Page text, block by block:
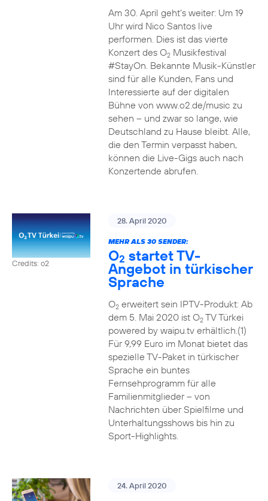
Am 30. April geht’s weiter: Um 19
Uhr wird Nico Santos live
performen. Dies ist das vierte
Konzert des O2Musikfestival
#StayOn. Bekannte Musik-Künstler
sind für alle Kunden, Fans und
Interessierte auf der digitalen
Bühne von www.o2.de/music zu
sehen – und zwar so lange, wie
Deutschland zu Hause bleibt. Alle,
die den Termin verpasst haben,
können die Live-Gigs auch nach
Konzertende abrufen.
Credits: o2
28. April 2020
MEHR ALS 30 SENDER:
O2 startet TV-
Angebot in türkischer
Sprache
O2erweitert sein IPTV-Produkt: Ab
dem 5. Mai 2020 ist O2TV Türkei
powered by waipu.tv erhältlich.(1)
Für 9,99 Euro im Monat bietet das
spezielle TV-Paket in türkischer
Sprache ein buntes
Fernsehprogramm für alle
Familienmitglieder – von
Nachrichten über Spielfilme und
Unterhaltungsshows bis hin zu
Sport-Highlights.
24. April 2020